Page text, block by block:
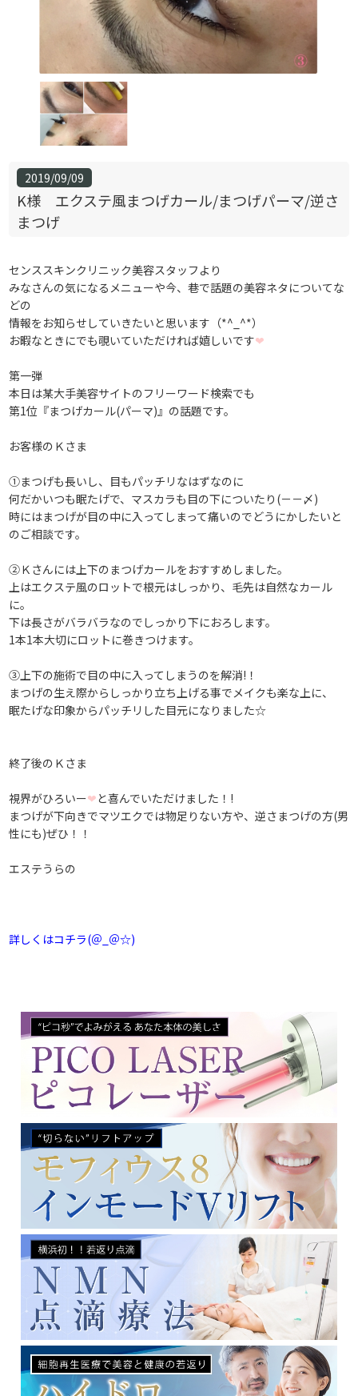
2019/09/09
K様 エクステ風まつげカール/まつげパーマ/逆さ
まつげ
センススキンクリニック美容スタッフより
みなさんの気になるメニューや今、巷で話題の美容ネタについてな
どの
情報をお知らせしていきたいと思います（*^_^*）
お暇なときにでも覗いていただければ嬉しいです❤
第一弾
本日は某大手美容サイトのフリーワード検索でも
第1位『まつげカール(パーマ)』の話題です。
お客様のＫさま
①まつげも長いし、目もパッチリなはずなのに
何だかいつも眠たげで、マスカラも目の下についたり(－－〆)
時にはまつげが目の中に入ってしまって痛いのでどうにかしたいと
のご相談です。
②Ｋさんには上下のまつげカールをおすすめしました。
上はエクステ風のロットで根元はしっかり、毛先は自然なカール
に。
下は長さがバラバラなのでしっかり下におろします。
1本1本大切にロットに巻きつけます。
③上下の施術で目の中に入ってしまうのを解消!！
まつげの生え際からしっかり立ち上げる事でメイクも楽な上に、
眠たげな印象からパッチリした目元になりました☆
終了後のＫさま
視界がひろいー❤と喜んでいただけました！!
まつげが下向きでマツエクでは物足りない方や、逆さまつげの方(男
性にも)ぜひ！！
エステうらの
詳しくはコチラ(＠_＠☆)